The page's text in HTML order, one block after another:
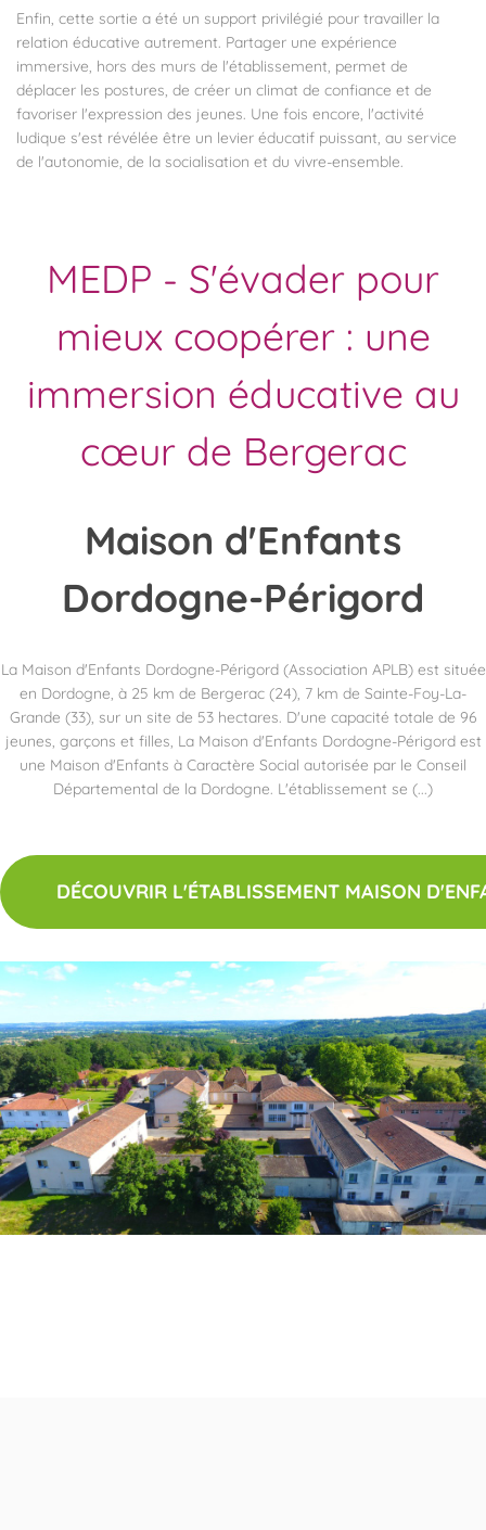
Enfin, cette sortie a été un support privilégié pour travailler la
relation éducative autrement. Partager une expérience
immersive, hors des murs de l'établissement, permet de
déplacer les postures, de créer un climat de confiance et de
favoriser l'expression des jeunes. Une fois encore, l'activité
ludique s'est révélée être un levier éducatif puissant, au service
de l'autonomie, de la socialisation et du vivre-ensemble.
MEDP - S'évader pour
mieux coopérer : une
immersion éducative au
cœur de Bergerac
Maison d'Enfants
Dordogne-Périgord
La Maison d'Enfants Dordogne-Périgord (Association APLB) est située
en Dordogne, à 25 km de Bergerac (24), 7 km de Sainte-Foy-La-
Grande (33), sur un site de 53 hectares. D'une capacité totale de 96
jeunes, garçons et filles, La Maison d'Enfants Dordogne-Périgord est
une Maison d'Enfants à Caractère Social autorisée par le Conseil
Départemental de la Dordogne. L'établissement se (...)
DÉCOUVRIR L'ÉTABLISSEMENT MAISON